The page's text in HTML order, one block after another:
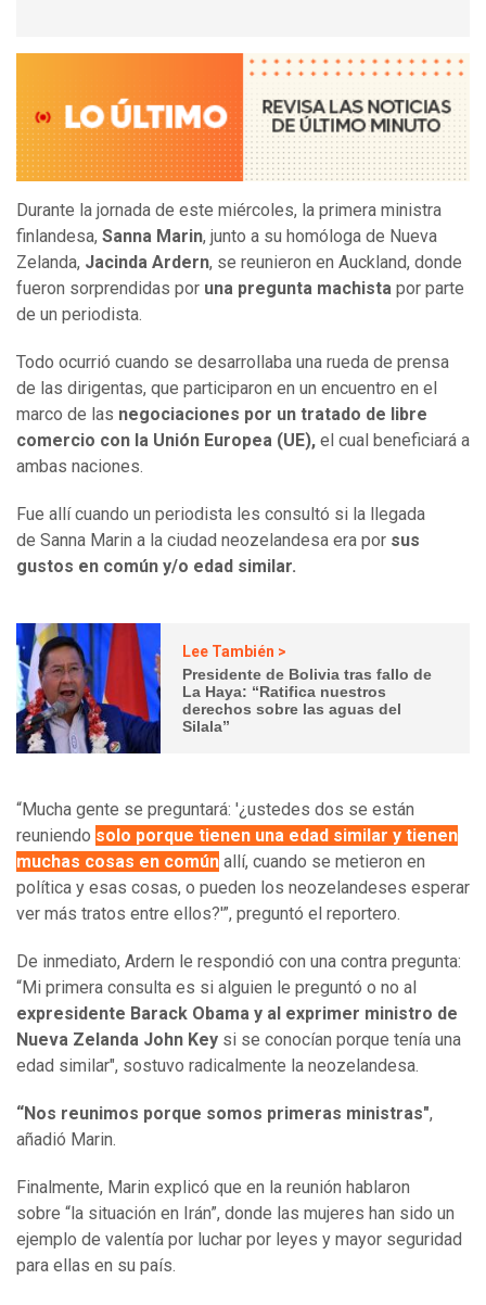
Durante la jornada de este miércoles, la primera ministra
finlandesa, Sanna Marin, junto a su homóloga de Nueva
Zelanda, Jacinda Ardern, se reunieron en Auckland, donde
fueron sorprendidas por una pregunta machista por parte
de un periodista.
Todo ocurrió cuando se desarrollaba una rueda de prensa
de las dirigentas, que participaron en un encuentro en el
marco de las negociaciones por un tratado de libre
comercio con la Unión Europea (UE), el cual beneficiará a
ambas naciones.
Fue allí cuando un periodista les consultó si la llegada
de Sanna Marin a la ciudad neozelandesa era por sus
gustos en común y/o edad similar.
Lee También >
Presidente de Bolivia tras fallo de
La Haya: “Ratifica nuestros
derechos sobre las aguas del
Silala”
“Mucha gente se preguntará: '¿ustedes dos se están
reuniendo solo porque tienen una edad similar y tienen
muchas cosas en común allí, cuando se metieron en
política y esas cosas, o pueden los neozelandeses esperar
ver más tratos entre ellos?'”, preguntó el reportero.
De inmediato, Ardern le respondió con una contra pregunta:
“Mi primera consulta es si alguien le preguntó o no al
expresidente Barack Obama y al exprimer ministro de
Nueva Zelanda John Key si se conocían porque tenía una
edad similar", sostuvo radicalmente la neozelandesa.
“Nos reunimos porque somos primeras ministras",
añadió Marin.
Finalmente, Marin explicó que en la reunión hablaron
sobre “la situación en Irán”, donde las mujeres han sido un
ejemplo de valentía por luchar por leyes y mayor seguridad
para ellas en su país.